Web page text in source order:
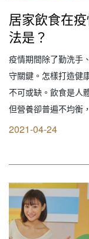
居家飲食在
法是？
疫情期間除了勤洗手
守關鍵。怎樣打造健
不可或缺。飲食是人
但營養卻普遍不均衡
缺乏營養素而影響生
2021-04-24